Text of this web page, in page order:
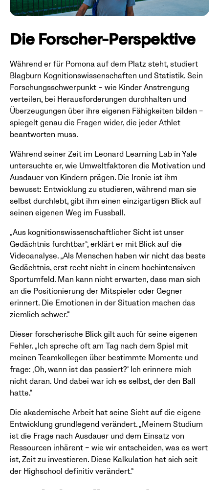
Die Forscher-Perspektive
Während er für Pomona auf dem Platz steht, studiert
Blagburn Kognitionswissenschaften und Statistik. Sein
Forschungsschwerpunkt – wie Kinder Anstrengung
verteilen, bei Herausforderungen durchhalten und
Überzeugungen über ihre eigenen Fähigkeiten bilden –
spiegelt genau die Fragen wider, die jeder Athlet
beantworten muss.
Während seiner Zeit im Leonard Learning Lab in Yale
untersuchte er, wie Umweltfaktoren die Motivation und
Ausdauer von Kindern prägen. Die Ironie ist ihm
bewusst: Entwicklung zu studieren, während man sie
selbst durchlebt, gibt ihm einen einzigartigen Blick auf
seinen eigenen Weg im Fussball.
„Aus kognitionswissenschaftlicher Sicht ist unser
Gedächtnis furchtbar“, erklärt er mit Blick auf die
Videoanalyse. „Als Menschen haben wir nicht das beste
Gedächtnis, erst recht nicht in einem hochintensiven
Sportumfeld. Man kann nicht erwarten, dass man sich
an die Positionierung der Mitspieler oder Gegner
erinnert. Die Emotionen in der Situation machen das
ziemlich schwer.“
Dieser forscherische Blick gilt auch für seine eigenen
Fehler. „Ich spreche oft am Tag nach dem Spiel mit
meinen Teamkollegen über bestimmte Momente und
frage: ‚Oh, wann ist das passiert?‘ Ich erinnere mich
nicht daran. Und dabei war ich es selbst, der den Ball
hatte.“
Die akademische Arbeit hat seine Sicht auf die eigene
Entwicklung grundlegend verändert. „Meinem Studium
ist die Frage nach Ausdauer und dem Einsatz von
Ressourcen inhärent – wie wir entscheiden, was es wert
ist, Zeit zu investieren. Diese Kalkulation hat sich seit
der Highschool definitiv verändert.“